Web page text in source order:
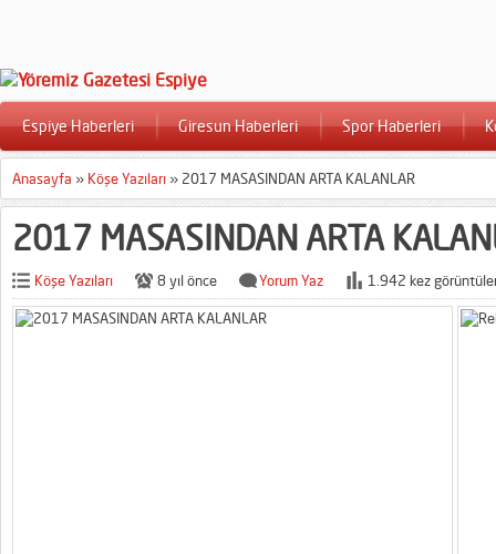
Espiye Haberleri Giresun Haberleri Spor Haberleri
Anasayfa » Köşe Yazıları » 2017 MASASINDAN ARTA KALANLAR
2017 MASASINDAN ARTA
Köşe Yazıları 8 yıl önce Yorum Yaz 1.942 kez